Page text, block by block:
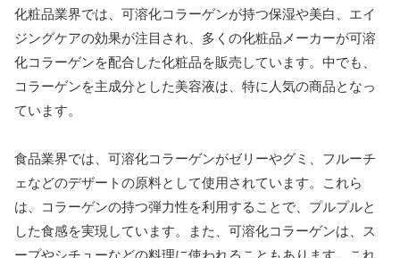
化粧品業界では、可溶化コラーゲンが持つ保湿や美白、エイ
ジングケアの効果が注目され、多くの化粧品メーカーが可溶
化コラーゲンを配合した化粧品を販売しています。中でも、
コラーゲンを主成分とした美容液は、特に人気の商品となっ
ています。
食品業界では、可溶化コラーゲンがゼリーやグミ、フルーチ
ェなどのデザートの原料として使用されています。これら
は、コラーゲンの持つ弾力性を利用することで、プルプルと
した食感を実現しています。また、可溶化コラーゲンは、ス
ープやシチューなどの料理に使われることもあります。これ